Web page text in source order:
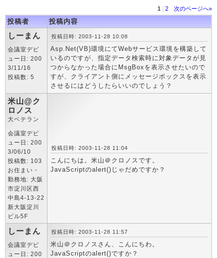
1 2 次のページへ»
投稿者 投稿内容
しーまん
会議室デビ
ュー日: 200
3/11/16
投稿数: 5
投稿日時: 2003-11-28 10:08
Asp.Net(VB)環境にてWebサービス環境を構築して
いるのですが、指定データ検索時に対象データが見
つからなかった場合にMsgBoxを表示させたいので
すが、クライアント側にメッセージボックスを表示
させるにはどうしたらいいのでしょう？
米山@ク
ロノス
大ベテラン
会議室デビ
ュー日: 200
3/06/10
投稿数: 103
お住まい・
勤務地: 大阪
市淀川区西
中島4-13-22
新大阪淀川
ビル5F
投稿日時: 2003-11-28 11:04
こんにちは。米山＠クロノスです。
JavaScriptのalert()じゃだめですか？
しーまん
会議室デビ
ュー日: 200
投稿日時: 2003-11-28 11:57
米山＠クロノスさん、こんにちわ。
JavaScriptのalert()ですか？